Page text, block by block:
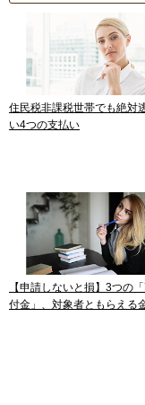
住民税非課税世帯でも絶対
い4つの支払い
【申請しないと損】3つの
付金」、対象者ともらえる